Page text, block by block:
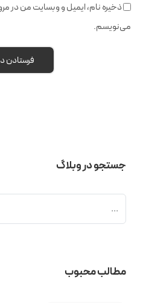
ذخیره نام، ایمیل و وبسایت من در
می‌نویسم.
جستجو در وبلاگ
مطالب محبوب